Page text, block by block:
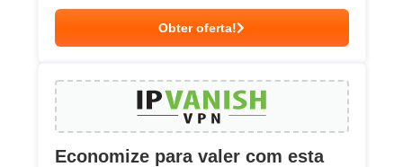
Obter oferta!
Economize para valer com esta